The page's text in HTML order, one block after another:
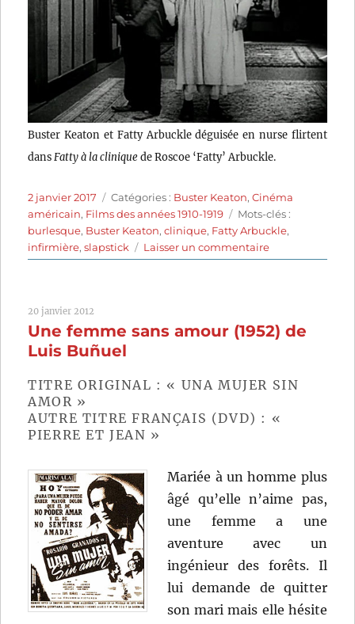
Buster Keaton et Fatty Arbuckle déguisée en nurse flirtent
dans Fatty à la cliniquede Roscoe ‘Fatty’ Arbuckle.
Publié
le
2 janvier 2017 Catégories
Catégories : Buster Keaton,Cinéma
américain, Films des années 1910-1919 Étiquettes
Mots-clés :
burlesque, Buster Keaton,clinique, Fatty Arbuckle,
infirmière,slapstick Laisser un commentairesur
Fatty
(1918)
Arbuckle
20 janvier 2012
Une femme sans amour (1952) de
Luis Buñuel
TITRE ORIGINAL : « UNA MUJER SIN
AMOR »
AUTRE TITRE FRANÇAIS (DVD) : «
PIERRE ET JEAN »
Mariée à un homme plus
âgé qu’elle n’aime pas,
une femme a une
aventure avec un
ingénieur des forêts. Il
lui demande de quitter
son mari mais elle hésite